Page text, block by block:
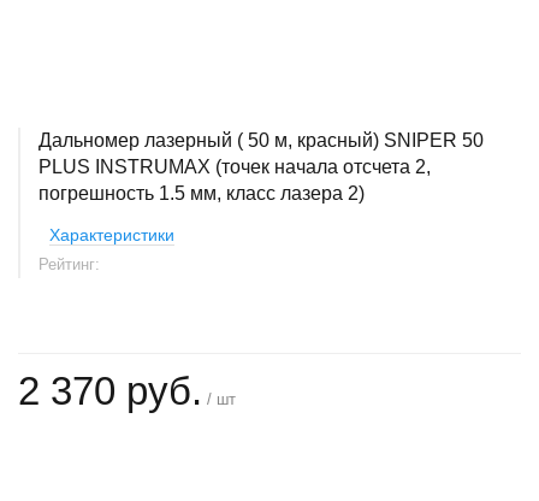
Дальномер лазерный ( 50 м, красный) SNIPER 50
PLUS INSTRUMAX (точек начала отсчета 2,
погрешность 1.5 мм, класс лазера 2)
Характеристики
Рейтинг:
2 370 руб. / шт